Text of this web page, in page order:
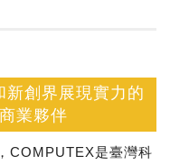
創界展現實力的
業夥伴
COMPUTEX是臺灣科